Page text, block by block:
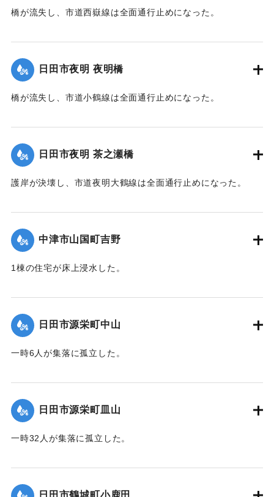
2023年7月の豪雨では周辺の護岸が損傷し、家屋の敷地に被
【碑文】
町内被災状況
家屋流失 1戸
半壊・床上浸水 12戸
床下浸水 7戸
被災家屋 26戸（全体の74％）
当日の上官山降雨量
町内県道崩壊 8カ所
市道崩壊 6カ所
山林・河川・田畑崩壊多数
｜固有コード:
橋が流失し、市道西嶽線は全面通行止めになった。
｜固有コード:01203023
日田市夜明 夜明橋
橋が流失し、市道小鶴線は全面通行止めになった。
｜固有コード:01203021
日田市夜明 茶之瀬橋
護岸が決壊し、市道夜明大鶴線は全面通行止めになった。
｜固有コード:01203022
中津市山国町吉野
1棟の住宅が床上浸水した。
｜固有コード:01203020
日田市源栄町中山
一時6人が集落に孤立した。
｜固有コード:01203016
日田市源栄町皿山
一時32人が集落に孤立した。
｜固有コード:01203017
日田市鶴城町小鹿田